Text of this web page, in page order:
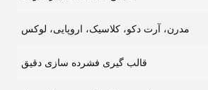
مدرن، آرت دکو، کلاسیک، اروپایی، لوکس
قالب گیری فشرده سازی دقیق